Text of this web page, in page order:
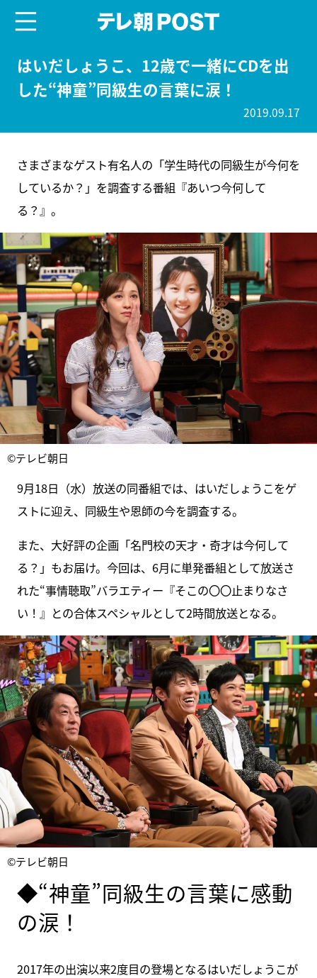
はいだしょうこ、12歳で一緒にCDを出
した“神童”同級生の言葉に涙！
2019.09.17
さまざまなゲスト有名人の「学生時代の同級生が今何を
しているか？」を調査する番組『あいつ今何して
る？』。
©テレビ朝日
9月18日（水）放送の同番組では、はいだしょうこをゲ
ストに迎え、同級生や恩師の今を調査する。
また、大好評の企画「名門校の天才・奇才は今何して
る？」もお届け。今回は、6月に単発番組として放送さ
れた“事情聴取”バラエティー『そこの〇〇止まりなさ
い！』との合体スペシャルとして2時間放送となる。
©テレビ朝日
◆“神童”同級生の言葉に感動
の涙！
2017年の出演以来2度目の登場となるはいだしょうこが